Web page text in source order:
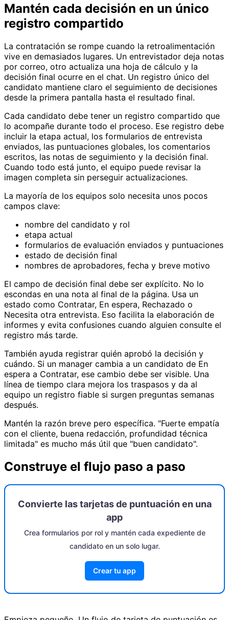
Mantén cada decisión en un único
registro compartido
La contratación se rompe cuando la retroalimentación
vive en demasiados lugares. Un entrevistador deja notas
por correo, otro actualiza una hoja de cálculo y la
decisión final ocurre en el chat. Un registro único del
candidato mantiene claro el seguimiento de decisiones
desde la primera pantalla hasta el resultado final.
Cada candidato debe tener un registro compartido que
lo acompañe durante todo el proceso. Ese registro debe
incluir la etapa actual, los formularios de entrevista
enviados, las puntuaciones globales, los comentarios
escritos, las notas de seguimiento y la decisión final.
Cuando todo está junto, el equipo puede revisar la
imagen completa sin perseguir actualizaciones.
La mayoría de los equipos solo necesita unos pocos
campos clave:
nombre del candidato y rol
etapa actual
formularios de evaluación enviados y puntuaciones
estado de decisión final
nombres de aprobadores, fecha y breve motivo
El campo de decisión final debe ser explícito. No lo
escondas en una nota al final de la página. Usa un
estado como Contratar, En espera, Rechazado o
Necesita otra entrevista. Eso facilita la elaboración de
informes y evita confusiones cuando alguien consulte el
registro más tarde.
También ayuda registrar quién aprobó la decisión y
cuándo. Si un manager cambia a un candidato de En
espera a Contratar, ese cambio debe ser visible. Una
línea de tiempo clara mejora los traspasos y da al
equipo un registro fiable si surgen preguntas semanas
después.
Mantén la razón breve pero específica. "Fuerte empatía
con el cliente, buena redacción, profundidad técnica
limitada" es mucho más útil que "buen candidato".
Construye el flujo paso a paso
Convierte las tarjetas de puntuación en una
app
Crea formularios por rol y mantén cada expediente de
candidato en un solo lugar.
Crear tu app